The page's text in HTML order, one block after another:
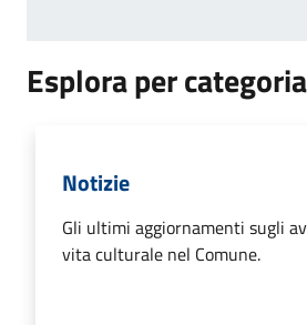
Esplora per categoria
Notizie
Gli ultimi aggiornamenti sugli
vita culturale nel Comune.